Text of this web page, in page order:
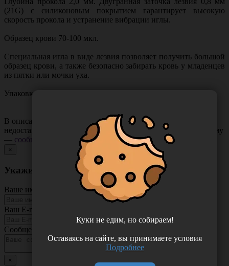
(21G) с силиконовым покрытием гарантирует высокую
скорость прокола и устранение вибрации иглы.
Образец крови 70-100 мкл.
Специальная игла в виде лезвия позволяет получить большой
образец крови, а также безопасно забирать кровь у младенцев
из пятки или мочки уха.
Упаковка 100 штук полностью на русском языке.
В описании товара могут иметь место неточности или
недостающая информация. Если вы заметили такую проблему
— сообщите нам
×
Укажите неточность в описании товара
Ваше имя
Ваш E-mail
Сообщение
×
Куки не едим, но собираем!
Оставаясь на сайте, вы принимаете условия
Подробнее